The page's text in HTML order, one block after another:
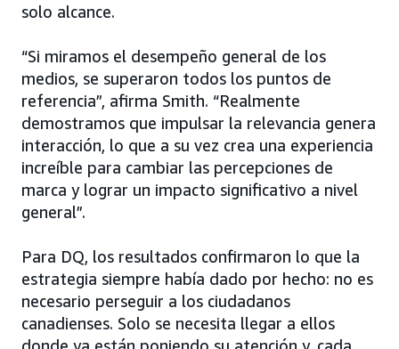
solo alcance.
“Si miramos el desempeño general de los
medios, se superaron todos los puntos de
referencia”, afirma Smith. “Realmente
demostramos que impulsar la relevancia genera
interacción, lo que a su vez crea una experiencia
increíble para cambiar las percepciones de
marca y lograr un impacto significativo a nivel
general”.
Para DQ, los resultados confirmaron lo que la
estrategia siempre había dado por hecho: no es
necesario perseguir a los ciudadanos
canadienses. Solo se necesita llegar a ellos